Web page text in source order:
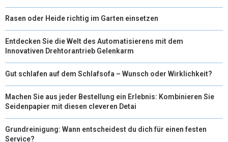
Rasen oder Heide richtig im Garten einsetzen
Entdecken Sie die Welt des Automatisierens mit dem
Innovativen Drehtorantrieb Gelenkarm
Gut schlafen auf dem Schlafsofa – Wunsch oder Wirklichkeit?
Machen Sie aus jeder Bestellung ein Erlebnis: Kombinieren Sie
Seidenpapier mit diesen cleveren Detai
Grundreinigung: Wann entscheidest du dich für einen festen
Service?